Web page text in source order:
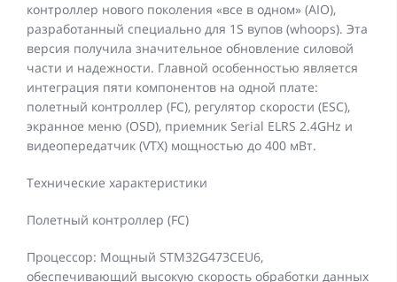
контроллер нового поколения «все в одном» (AIO),
разработанный специально для 1S вупов (whoops). Эта
версия получила значительное обновление силовой
части и надежности. Главной особенностью является
интеграция пяти компонентов на одной плате:
полетный контроллер (FC), регулятор скорости (ESC),
экранное меню (OSD), приемник Serial ELRS 2.4GHz и
видеопередатчик (VTX) мощностью до 400 мВт.
Технические характеристики
Полетный контроллер (FC)
Процессор: Мощный STM32G473CEU6,
обеспечивающий высокую скорость обработки данных